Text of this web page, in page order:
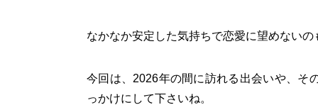
なかなか安定した気持ちで恋愛に望めないの
今回は、2026年の間に訪れる出会いや、そ
っかけにして下さいね。